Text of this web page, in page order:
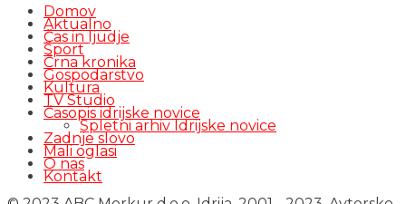
Domov
Aktualno
Čas in ljudje
Šport
Črna kronika
Gospodarstvo
Kultura
TV Studio
Časopis idrijske novice
Spletni arhiv Idrijske novice
Zadnje slovo
Mali oglasi
O nas
Kontakt